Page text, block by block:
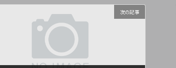
次の記事